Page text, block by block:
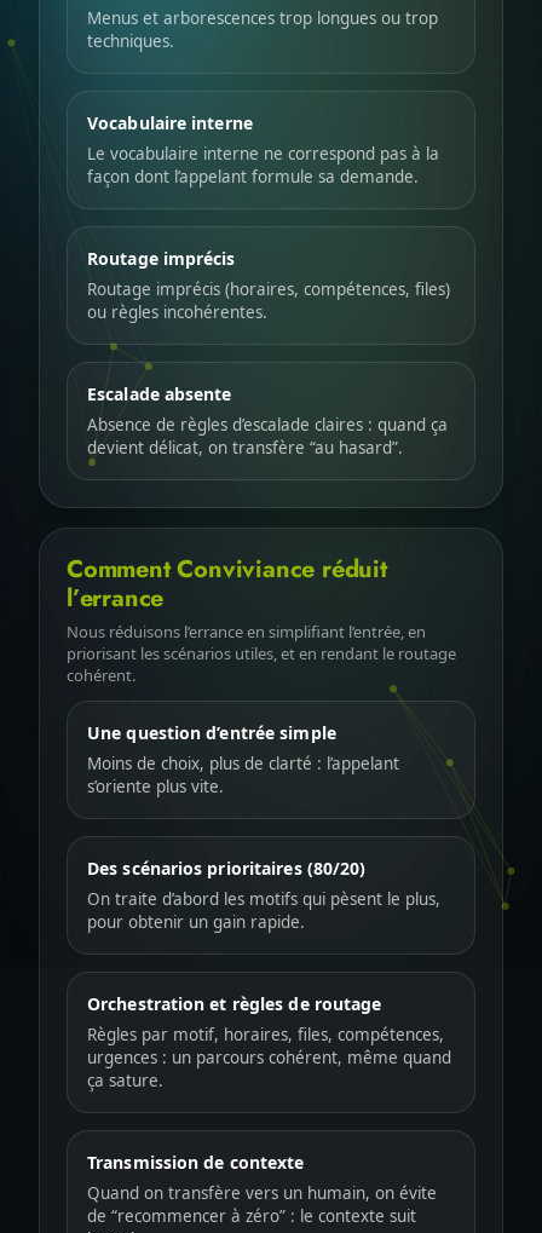
Menus et arborescences trop longues ou trop
techniques.
Vocabulaire interne
Le vocabulaire interne ne correspond pas à la
façon dont l’appelant formule sa demande.
Routage imprécis
Routage imprécis (horaires, compétences, files)
ou règles incohérentes.
Escalade absente
Absence de règles d’escalade claires : quand ça
devient délicat, on transfère “au hasard”.
Comment Conviviance réduit
l’errance
Nous réduisons l’errance en simplifiant l’entrée, en
priorisant les scénarios utiles, et en rendant le routage
cohérent.
Une question d’entrée simple
Moins de choix, plus de clarté : l’appelant
s’oriente plus vite.
Des scénarios prioritaires (80/20)
On traite d’abord les motifs qui pèsent le plus,
pour obtenir un gain rapide.
Orchestration et règles de routage
Règles par motif, horaires, files, compétences,
urgences : un parcours cohérent, même quand
ça sature.
Transmission de contexte
Quand on transfère vers un humain, on évite
de “recommencer à zéro” : le contexte suit